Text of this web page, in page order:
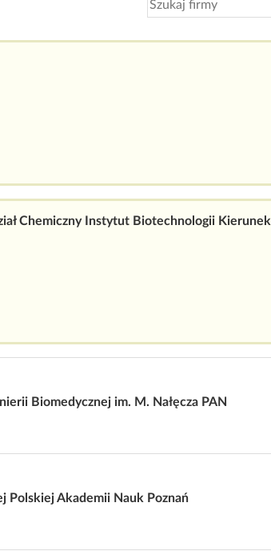
Chemiczny Instytut Biotechnologii Kierunek
Biomedycznej im. M. Nałęcza PAN
Polskiej Akademii Nauk Poznań